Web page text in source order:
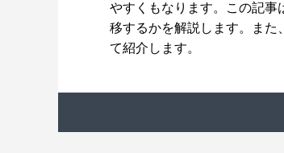
やすくもなります。この記事
移するかを解説します。また
て紹介します。